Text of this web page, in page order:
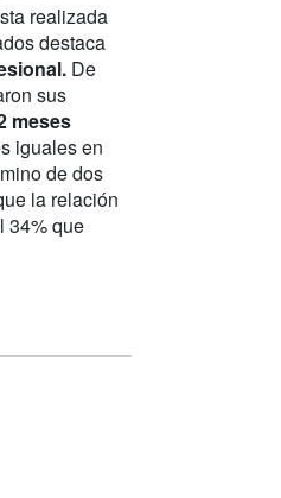
realizada
destaca
De
sus
meses
iguales en
de dos
la relación
34% que